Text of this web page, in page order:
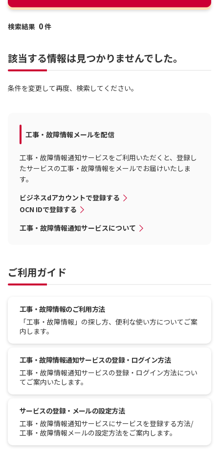
検索結果 0件
該当する情報は見つかりませんでした。
条件を変更して再度、検索してください。
工事・故障情報メールを配信
工事・故障情報通知サービスをご利用いただくと、登録し
たサービスの工事・故障情報をメールでお届けいたしま
す。
ビジネスdアカウントで登録する
OCN IDで登録する
工事・故障情報通知サービスについて
ご利用ガイド
工事・故障情報のご利用方法
「工事・故障情報」の探し方、便利な使い方についてご案
内します。
工事・故障情報通知サービスの登録・ログイン方法
工事・故障情報通知サービスの登録・ログイン方法につい
てご案内いたします。
サービスの登録・メールの設定方法
工事・故障情報通知サービスにサービスを登録する方法/
工事・故障情報メールの設定方法をご案内します。